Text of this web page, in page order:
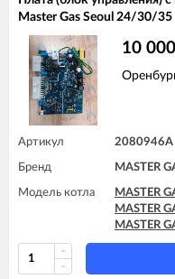
Master Gas Seoul 24/30/35
10 000
Артикул 2080946А
Бренд MASTER
Модель котла
MASTER
MASTER
MASTER